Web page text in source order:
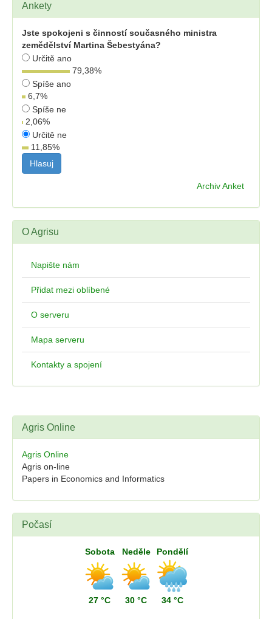
Ankety
Jste spokojeni s činností současného ministra
zemědělství Martina Šebestyána?
Určitě ano
79,38%
Spíše ano
6,7%
Spíše ne
2,06%
Určitě ne
11,85%
Archiv Anket
O Agrisu
Napište nám
Přidat mezi oblíbené
O serveru
Mapa serveru
Kontakty a spojení
Agris Online
Agris Online
Agris on-line
Papers in Economics and Informatics
Počasí
Sobota
27 °C
Neděle
30 °C
Pondělí
34 °C